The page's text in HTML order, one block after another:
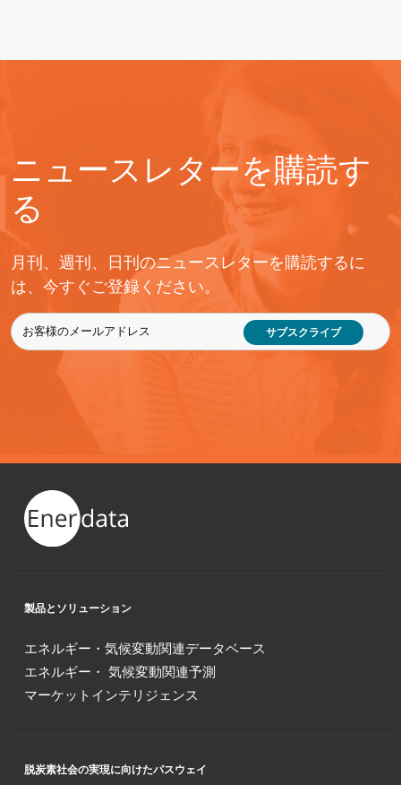
ニュースレターを購読す
る
月刊、週刊、日刊のニュースレターを購読するに
は、今すぐご登録ください。
サブスクライブ
製品とソリューション
エネルギー・気候変動関連データベース
エネルギー・ 気候変動関連予測
マーケットインテリジェンス
脱炭素社会の実現に向けたパスウェイ